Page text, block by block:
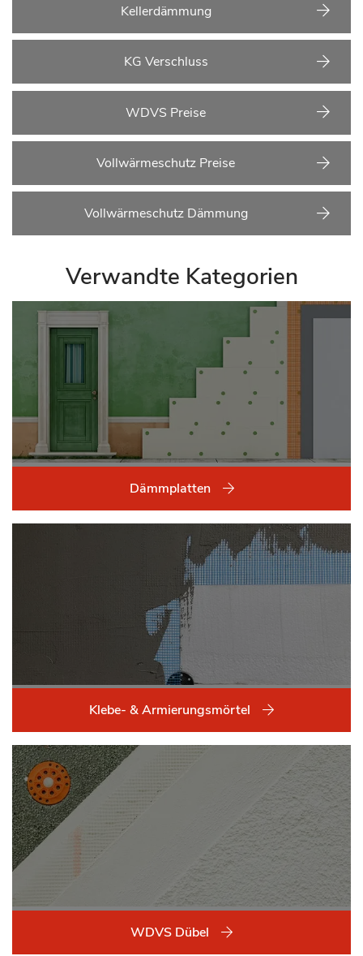
Kellerdämmung
KG Verschluss
WDVS Preise
Vollwärmeschutz Preise
Vollwärmeschutz Dämmung
Verwandte Kategorien
Dämmplatten
Klebe- & Armierungsmörtel
WDVS Dübel